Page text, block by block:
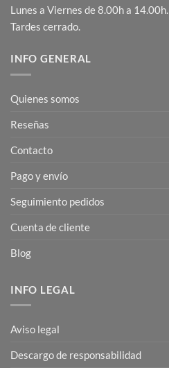
Lunes a Viernes de 8.00h a 14.00h.
Tardes cerrado.
INFO GENERAL
Quienes somos
Reseñas
Contacto
Pago y envío
Seguimiento pedidos
Cuenta de cliente
Blog
INFO LEGAL
Aviso legal
Descargo de responsabilidad